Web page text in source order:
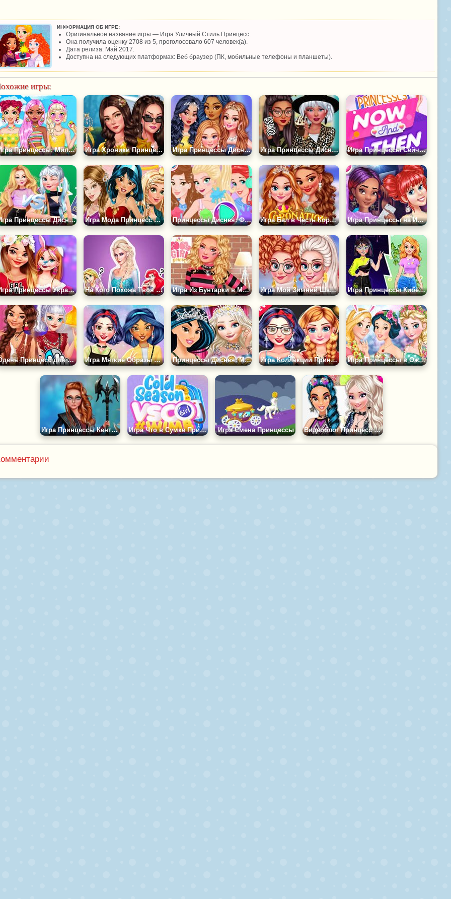
ИНФОРМАЦИЯ ОБ ИГРЕ:
Оригинальное название игры — Игра Уличный Стиль Принцесс.
Она получила оценку 2708 из 5, проголосовало 607 человек(а).
Дата релиза: Май 2017.
Доступна на следующих платформах: Веб браузер (ПК, мобильные телефоны и планшеты).
игры:
Игра Принцессы: Милые Летние Украшения из Бисера Игра Хроники Принцесс Прошлого и Настоящего Игра Принцессы Диснея: Праздничный Вечер Игра Принцессы Диснея: Принты Животных Игра Принцессы Сейчас и Тогда
Игра Принцессы Диснея: Старшеклассницы Игра Мода Принцесс в Инстаграме Принцессы Диснея: Фестиваль Красок Игра Бал в Честь Коронации Игра Принцессы на Ибице
Игра Принцессы Украшают Дом На Кого Похожа Твоя Подруга из Принцесс? Игра Из Бунтарки в Милашку Игра Мой Зимний Шарф в Стиле Каваи Игра Принцессы Кибер Робот Против Природы
Одень Принцесс для Видео Блога Игра Мягкие Образы Принцесс в Стиле Гранж Принцессы Диснея: Мисс Колледж Игра Коллекции Принцесс на Черную Пятницу Игра Принцессы в Ожидании Пасхи
Игра Принцессы Кентавры Игра Что в Сумке Принцесс? Игра Смена Принцессы Видеоблог Принцесс Диснея: Вечеринка